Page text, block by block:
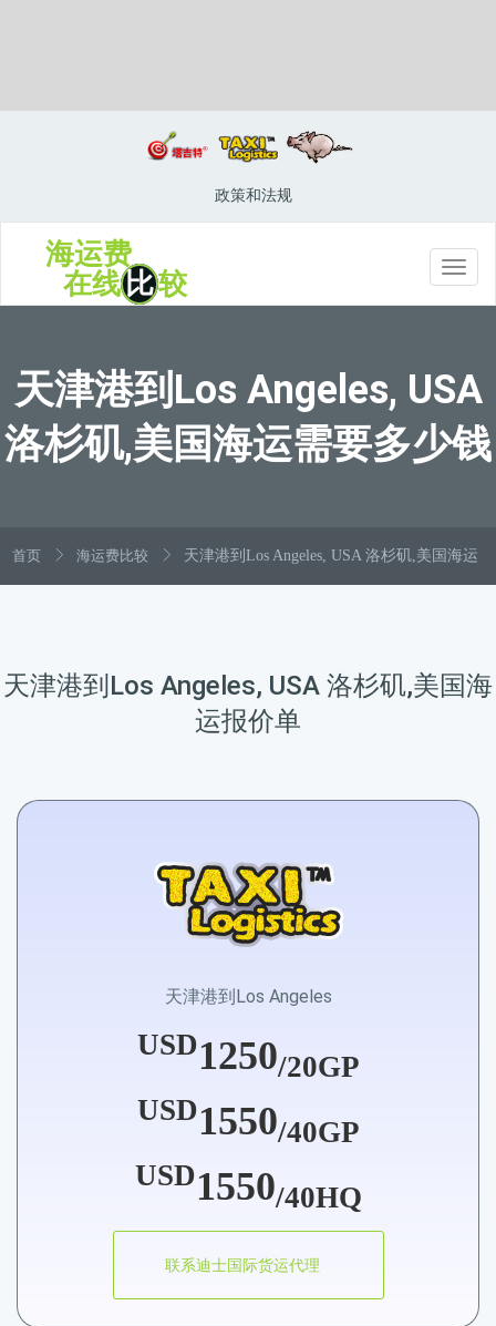
政策和法规
切
换
海运费
在线比较
天津港到Los Angeles, USA
洛杉矶,美国海运需要多少钱
首页 海运费比较 天津港到Los Angeles, USA 洛杉矶,美国海运
天津港到Los Angeles, USA 洛杉矶,美国海
运报价单
天津港到Los Angeles
USD1250/20GP
USD1550/40GP
USD1550/40HQ
联系迪士国际货运代理